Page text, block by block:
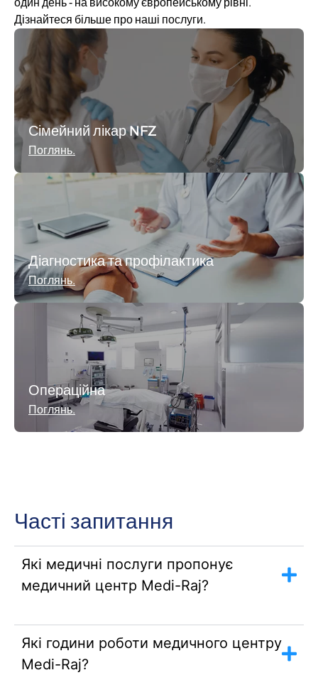
один день - на високому європейському рівні.
Дізнайтеся більше про наші послуги.
Сімейний лікар NFZ
Поглянь.
Діагностика та профілактика
Поглянь.
Операційна
Поглянь.
Часті запитання
Які медичні послуги пропонує
медичний центр Medi-Raj?
Які години роботи медичного центру
Medi-Raj?